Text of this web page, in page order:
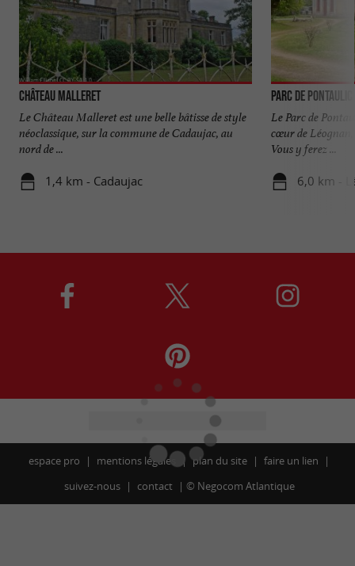
Château Malleret
Le Château Malleret est une belle bâtisse de style
néoclassique, sur la commune de Cadaujac, au
nord de ...
1,4 km - Cadaujac
Parc de Pontaulic
Le Parc de
cœur de Léognan,
Vous y ferez ...
6,0 km -
espace pro mentions légales plan du site
faire un lien
suivez-nous
contact © Negocom Atlantique